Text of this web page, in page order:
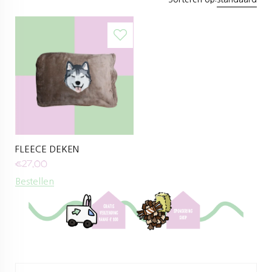
FLEECE DEKEN
€27,00
Bestellen